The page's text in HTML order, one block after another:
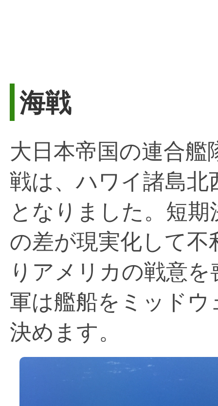
海戦
大日本帝国の連合
戦は、ハワイ諸島
となりました。短
の差が現実化して
りアメリカの戦意
軍は艦船をミッド
決めます。